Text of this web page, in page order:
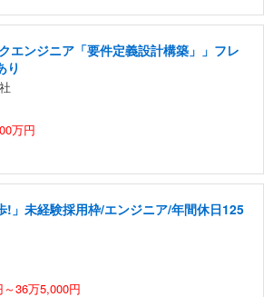
エンジニア「要件定義設計構築」」フレ
り
万円
!」未経験採用枠/エンジニア/年間休日125
36万5,000円